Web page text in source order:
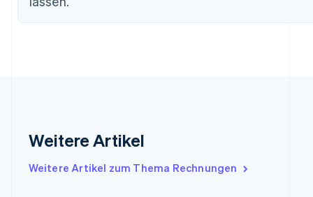
Weitere Artikel
Weitere Artikel zum Thema Rechnungen
Deutsch
Estland
Gibraltar
English
Griechenland
English